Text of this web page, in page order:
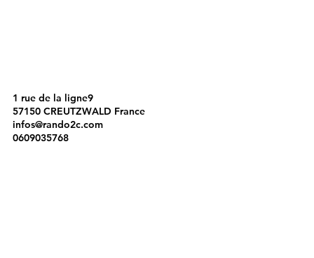
1 rue de la ligne9
57150 CREUTZWALD France
infos@rando2c.com
0609035768